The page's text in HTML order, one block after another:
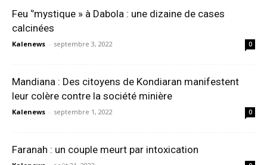
Feu ‘’mystique » à Dabola : une dizaine de cases
calcinées
Kalenews - septembre 3, 2022 0
Mandiana : Des citoyens de Kondiaran manifestent
leur colère contre la société minière
Kalenews - septembre 1, 2022 0
Faranah : un couple meurt par intoxication